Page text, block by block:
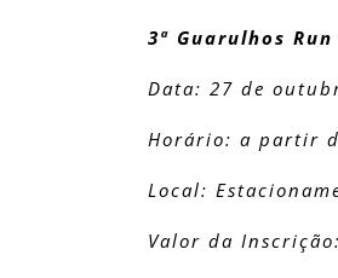
3ª Guarulhos
Data: 27 de
Horário: a partir
Local:
Valor da